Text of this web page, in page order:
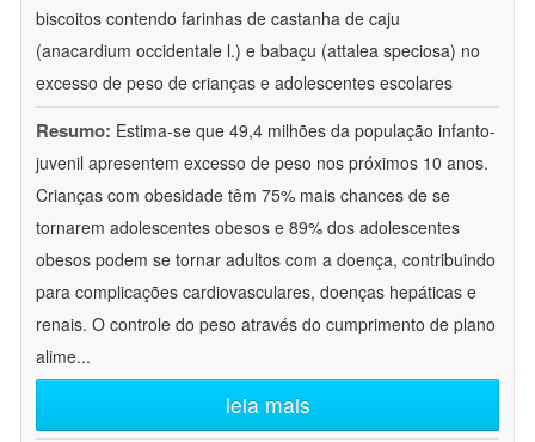
biscoitos contendo farinhas de castanha de caju
(anacardium occidentale l.) e babaçu (attalea speciosa) no
excesso de peso de crianças e adolescentes escolares
Resumo: Estima-se que 49,4 milhões da população infanto-
juvenil apresentem excesso de peso nos próximos 10 anos.
Crianças com obesidade têm 75% mais chances de se
tornarem adolescentes obesos e 89% dos adolescentes
obesos podem se tornar adultos com a doença, contribuindo
para complicações cardiovasculares, doenças hepáticas e
renais. O controle do peso através do cumprimento de plano
alime...
leia mais